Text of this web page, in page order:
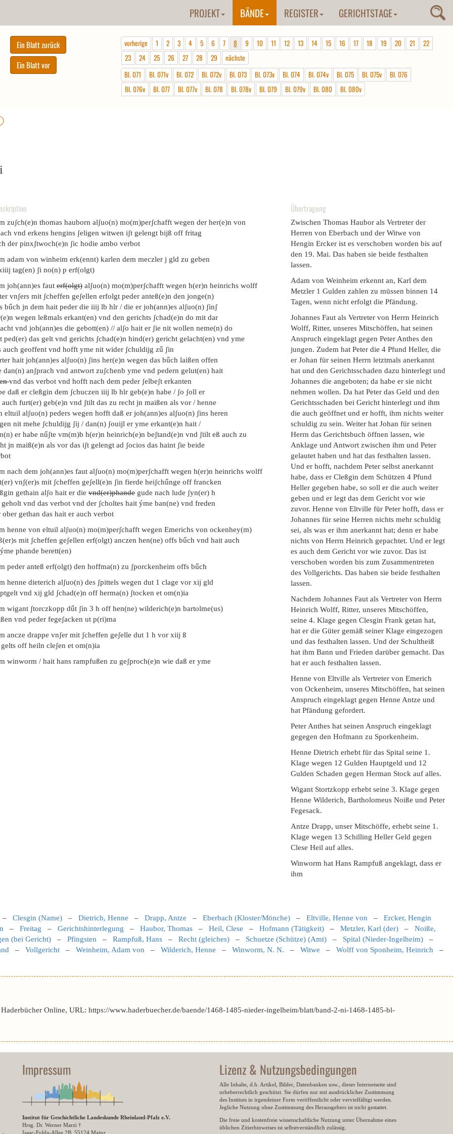
PROJEKT BÄNDE REGISTER GERICHTSTAGE
vorherige 1 2 3 4 5 6 7 8 9 10 11 12 13 14 15 16 17 18 19 20 21
22
23
24 25 26 27 28 29
nächste
Bl. 071
Bl. 071v Bl. 072 Bl. 072v Bl. 073 Bl. 073v Bl. 074 Bl. 074v Bl. 075 Bl. 075v
Bl. 076
Bl. 076v
Bl. 077 Bl. 077v Bl. 078 Bl. 078v Bl. 079 Bl. 079v Bl. 080 Bl. 080v
zuʃch(e)n thomas hauborn alʃuo(n) mo(m)perʃchafft wegen der her(e)n von
vnd erkens hengins ʃeligen witwen iʃt gelengt bijß off fritag
der pinxʃtwoch(e)n ʃic hodie ambo verbot
adam von winheim erk(ennt) karlen dem meczler j gld zu geben
tag(en) ʃi no(n) p erf(olgt)
joh(ann)es faut erf(olgt) alʃuo(n) mo(m)perʃchafft wegen h(er)n heinrichs wolff
vnʃers mit ʃcheffen geʃellen erfolgt peder anteß(e)n den jonge(n)
bűch jn dem hait peder die iiij lb hlr / die er joh(ann)es alʃuo(n) ʃinʃ
wegen leßmals erkant(en) vnd den gerichts ʃchad(e)n do mit dar
vnd joh(ann)es die gebott(en) // alʃo hait er ʃie nit wollen neme(n) do
ped(er) das gelt vnd gerichts ʃchad(e)n hind(er) gericht gelacht(en) vnd yme
auch geoffent vnd hofft yme nit wider ʃchuldijg zű ʃin
hait joh(ann)es alʃuo(n) ʃins her(e)n wegen das bűch laißen offen
dan(n) anʃprach vnd antwort zuʃchenb yme vnd pedern gelut(en) hait
vnd das verbot vnd hofft nach dem peder ʃelbeʃt erkanten
daß er cleßgin dem ʃchuczen iiij lb hlr geb(e)n habe / ʃo ʃoll er
auch furt(er) geb(e)n vnd ʃtilt das zu recht jn maißen als vor / henne
eltuil alʃuo(n) peders wegen hofft daß er joh(ann)es alʃuo(n) ʃins heren
nit mehe ʃchuldijg ʃij / dan(n) ʃouijl er yme erkant(e)n hait /
er habe nűʃte vm(m)b h(er)n heinrich(e)n beʃtand(e)n vnd ʃtilt eß auch zu
jn maiß(e)n als vor das iʃt gelengt ad ʃocios das haint ʃie beide
nach dem joh(ann)es faut alʃuo(n) mo(m)perʃchafft wegen h(er)n heinrichs wolff
vnʃ(er)s mit ʃcheffen geʃell(e)n ʃin fierde heiʃchűnge off francken
gethain alʃo hait er die vnd(er)phande gude nach lude ʃyn(er) h
vnd das verbot vnd der ʃcholtes hait ýme ban(ne) vnd freden
ober gethan das hait er auch verbot
henne von eltuil alʃuo(n) mo(m)perʃchafft wegen Emerichs von ockenhey(m)
mit ʃcheffen geʃellen erf(olgt) anczen hen(ne) offs bűch vnd hait auch
phande berett(en)
peder anteß erf(olgt) den hoffma(n) zu ʃporckenheim offs bűch
henne dieterich alʃuo(n) des ʃpittels wegen dut 1 clage vor xij gld
vnd xij gld ʃchad(e)n off herma(n) ʃtocken et om(n)ia
wigant ʃtorczkopp dűt ʃin 3 h off hen(ne) wilderich(e)n bartolme(us)
vnd peder fegeʃacken ut p(ri)ma
ancze drappe vnʃer mit ʃcheffen geʃelle dut 1 h vor xiij ß
off heiln cleʃen et om(n)ia
winworm / hait hans rampfußen zu geʃproch(e)n wie daß er yme
Übertragung
Zwischen Thomas Haubor als Vertreter der
Herren von Eberbach und der Witwe von
Hengin Ercker ist es verschoben worden bis auf
den 19. Mai. Das haben sie beide festhalten
lassen.
Adam von Weinheim erkennt an, Karl dem
Metzler 1 Gulden zahlen zu müssen binnen 14
Tagen, wenn nicht erfolgt die Pfändung.
Johannes Faut als Vertreter von Herrn Heinrich
Wolff, Ritter, unseres Mitschöffen, hat seinen
Anspruch eingeklagt gegen Peter Anthes den
jungen. Zudem hat Peter die 4 Pfund Heller, die
er Johan für seinen Herrn letztmals anerkannt
hat und den Gerichtsschaden dazu hinterlegt und
Johannes die angeboten; da habe er sie nicht
nehmen wollen. Da hat Peter das Geld und den
Gerichtsschaden bei Gericht hinterlegt und ihm
die auch geöffnet und er hofft, ihm nichts weiter
schuldig zu sein. Weiter hat Johan für seinen
Herrn das Gerichtsbuch öffnen lassen, wie
Anklage und Antwort zwischen ihm und Peter
gelautet haben und hat das festhalten lassen.
Und er hofft, nachdem Peter selbst anerkannt
habe, dass er Cleßgin dem Schützen 4 Pfund
Heller gegeben habe, so soll er die auch weiter
geben und er legt das dem Gericht vor wie
zuvor. Henne von Eltville für Peter hofft, dass er
Johannes für seine Herren nichts mehr schuldig
sei, als was er ihm anerkannt hat; denn er habe
nichts von Herrn Heinrich gepachtet. Und er legt
es auch dem Gericht vor wie zuvor. Das ist
verschoben worden bis zum Zusammentreten
des Vollgerichts. Das haben sie beide festhalten
lassen.
Nachdem Johannes Faut als Vertreter von Herrn
Heinrich Wolff, Ritter, unseres Mitschöffen,
seine 4. Klage gegen Clesgin Frank getan hat,
hat er die Güter gemäß seiner Klage eingezogen
und das festhalten lassen. Und der Schultheiß
hat ihm Bann und Frieden darüber gemacht. Das
hat er auch festhalten lassen.
Henne von Eltville als Vertreter von Emerich
von Ockenheim, unseres Mitschöffen, hat seinen
Anspruch eingeklagt gegen Henne Antze und
hat Pfändung gefordert.
Peter Anthes hat seinen Anspruch eingeklagt
gegegen den Hofmann zu Sporkenheim.
Henne Dietrich erhebt für das Spital seine 1.
Klage wegen 12 Gulden Hauptgeld und 12
Gulden Schaden gegen Herman Stock auf alles.
Wigant Stortzkopp erhebt seine 3. Klage gegen
Henne Wilderich, Bartholomeus Noiße und Peter
Fegesack.
Antze Drapp, unser Mitschöffe, erhebt seine 1.
Klage wegen 13 Schilling Heller Geld gegen
Clese Heil auf alles.
Winworm hat Hans Rampfuß angeklagt, dass er
ihm
– Clesgin (Name) – Dietrich, Henne – Drapp, Antze – Eberbach (Kloster/Mönche) – Eltville, Henne von – Ercker, Hengin
– Freitag – Gerichtshinterlegung – Haubor, Thomas – Heil, Clese – Hofmann (Tätigkeit) – Metzler, Karl (der) – Noiße,
(bei Gericht) – Pfingsten – Rampfuß, Hans – Recht (gleiches) – Schuetze (Schütze) (Amt) – Spital (Nieder-Ingelheim) –
– Vollgericht – Weinheim, Adam von – Wilderich, Henne – Winworm, N. N. – Witwe – Wolff von Sponheim, Heinrich –
Online, URL: https://www.haderbuecher.de/baende/1468-1485-nieder-ingelheim/blatt/band-2-ni-1468-1485-bl-
Impressum
Institut für Geschichtliche Landeskunde Rheinland-Pfalz e.V.
Hrsg. Dr. Werner Marzi †
Isaac-Fulda-Allee 2B, 55124 Mainz
Lizenz & Nutzungsbedingungen
Alle Inhalte, d.h. Artikel, Bilder, Datenbanken usw., dieser Internetseite sind
urheberrechtlich geschützt. Sie dürfen nur mit ausdrücklicher Zustimmung
des Instituts in irgendeiner Form veröffentlicht oder vervielfältigt werden.
Jegliche Nutzung ohne Zustimmung des Herausgebers ist nicht gestattet.
Die freie und kostenfreie wissenschaftliche Nutzung unter Übernahme eines
üblichen Zitierhinweises ist selbstverständlich zulässig.